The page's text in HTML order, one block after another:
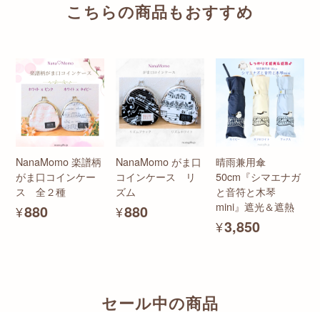
こちらの商品もおすすめ
NanaMomo 楽譜柄
がま口コインケー
ス 全２種
¥880
NanaMomo がま口
コインケース リ
ズム
¥880
晴雨兼用傘
50cm『シマエナガ
と音符と木琴
mini』遮光＆遮熱
¥3,850
セール中の商品